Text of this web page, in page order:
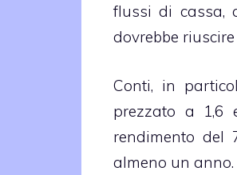
flussi di cassa,
dovrebbe
Conti, in
prezzato a 1,6
rendimento del
almeno un anno.